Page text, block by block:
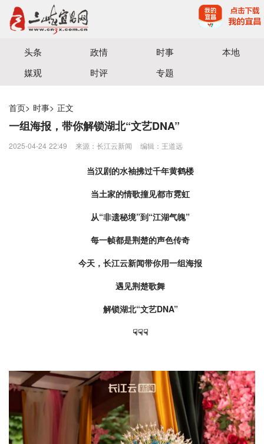
宜昌三峡融媒体中心主办
头条 政情 时事
本地
媒观
时评 专题
首页> 时事> 正文
一组海报，带你解锁湖北“文艺DNA”
2025-04-24 22:49 来源：长江云新闻 编辑：王道远
当汉剧的水袖拂过千年黄鹤楼
当土家的情歌撞见都市霓虹
从“非遗秘境”到“江湖气魄”
每一帧都是荆楚的声色传奇
今天，长江云新闻带你用一组海报
遇见荆楚歌舞
解锁湖北“文艺DNA”
☟☟☟